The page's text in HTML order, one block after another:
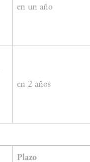
en un año
en 2 años
Plazo